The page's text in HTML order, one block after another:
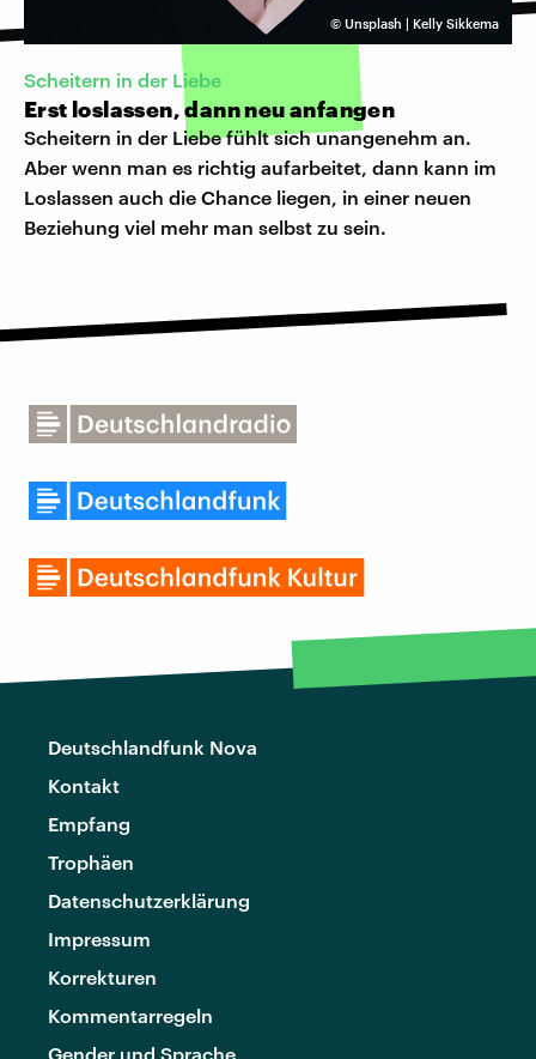
© Unsplash | Kelly Sikkema
Scheitern in der Liebe
Erst loslassen, dann neu anfangen
Scheitern in der Liebe fühlt sich unangenehm an.
Aber wenn man es richtig aufarbeitet, dann kann im
Loslassen auch die Chance liegen, in einer neuen
Beziehung viel mehr man selbst zu sein.
Deutschlandfunk Nova
Kontakt
Empfang
Trophäen
Datenschutzerklärung
Impressum
Korrekturen
Kommentarregeln
Gender und Sprache